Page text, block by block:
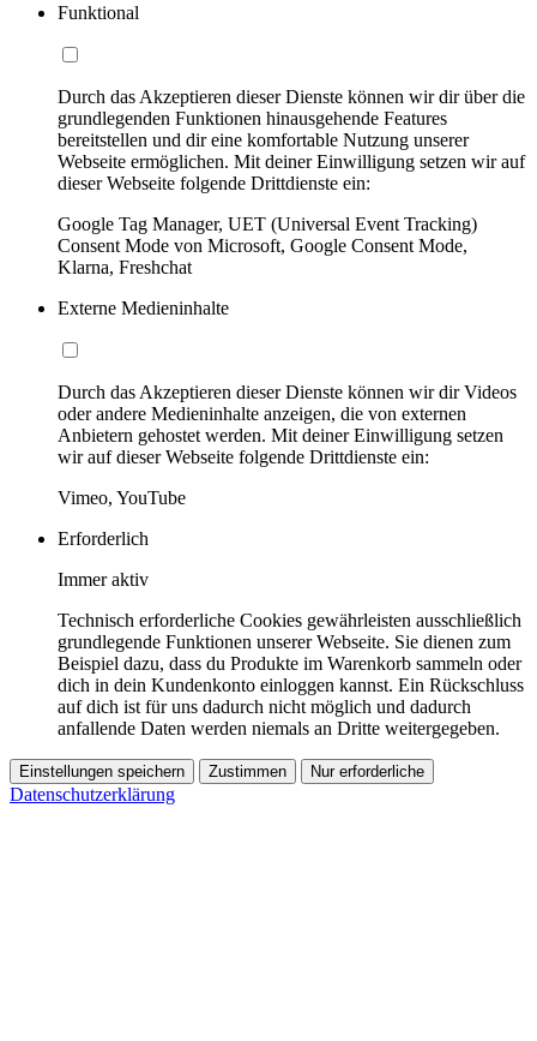
Funktional
Durch das Akzeptieren dieser Dienste können wir dir über die
grundlegenden Funktionen hinausgehende Features
bereitstellen und dir eine komfortable Nutzung unserer
Webseite ermöglichen. Mit deiner Einwilligung setzen wir auf
dieser Webseite folgende Drittdienste ein:
Google Tag Manager, UET (Universal Event Tracking)
Consent Mode von Microsoft, Google Consent Mode,
Klarna, Freshchat
Externe Medieninhalte
Durch das Akzeptieren dieser Dienste können wir dir Videos
oder andere Medieninhalte anzeigen, die von externen
Anbietern gehostet werden. Mit deiner Einwilligung setzen
wir auf dieser Webseite folgende Drittdienste ein:
Vimeo, YouTube
Erforderlich
Immer aktiv
Technisch erforderliche Cookies gewährleisten ausschließlich
grundlegende Funktionen unserer Webseite. Sie dienen zum
Beispiel dazu, dass du Produkte im Warenkorb sammeln oder
dich in dein Kundenkonto einloggen kannst. Ein Rückschluss
auf dich ist für uns dadurch nicht möglich und dadurch
anfallende Daten werden niemals an Dritte weitergegeben.
Einstellungen speichern Zustimmen Nur erforderliche
Datenschutzerklärung